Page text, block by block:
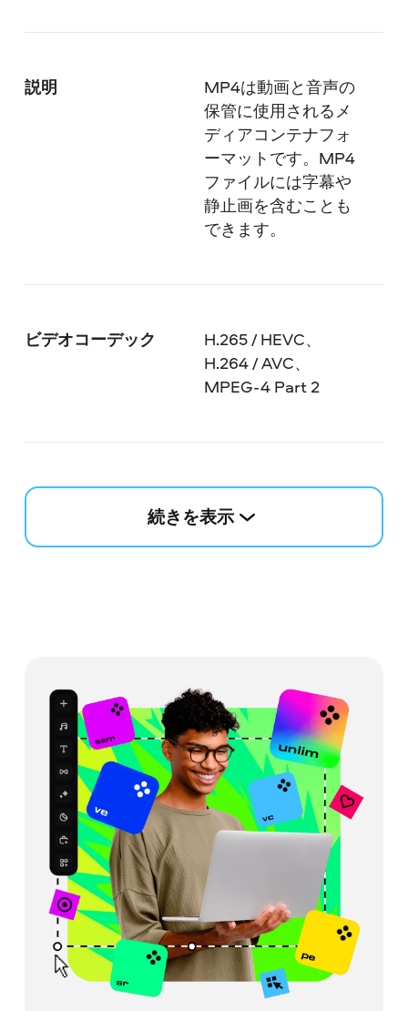
説明
MP4は動画と音声の
保管に使用されるメ
ディアコンテナフォ
ーマットです。MP4
ファイルには字幕や
静止画を含むことも
できます。
ビデオコーデック
H.265 / HEVC、
H.264 / AVC、
MPEG-4 Part 2
続きを表示